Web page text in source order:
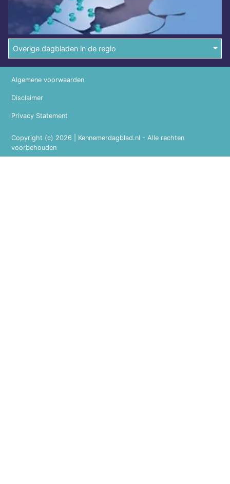
Overige dagbladen in de regio
Copyright (c) 2026 | Kennemerdagblad.nl - Alle rechten
voorbehouden
Algemene voorwaarden
Disclaimer
Privacy Statement